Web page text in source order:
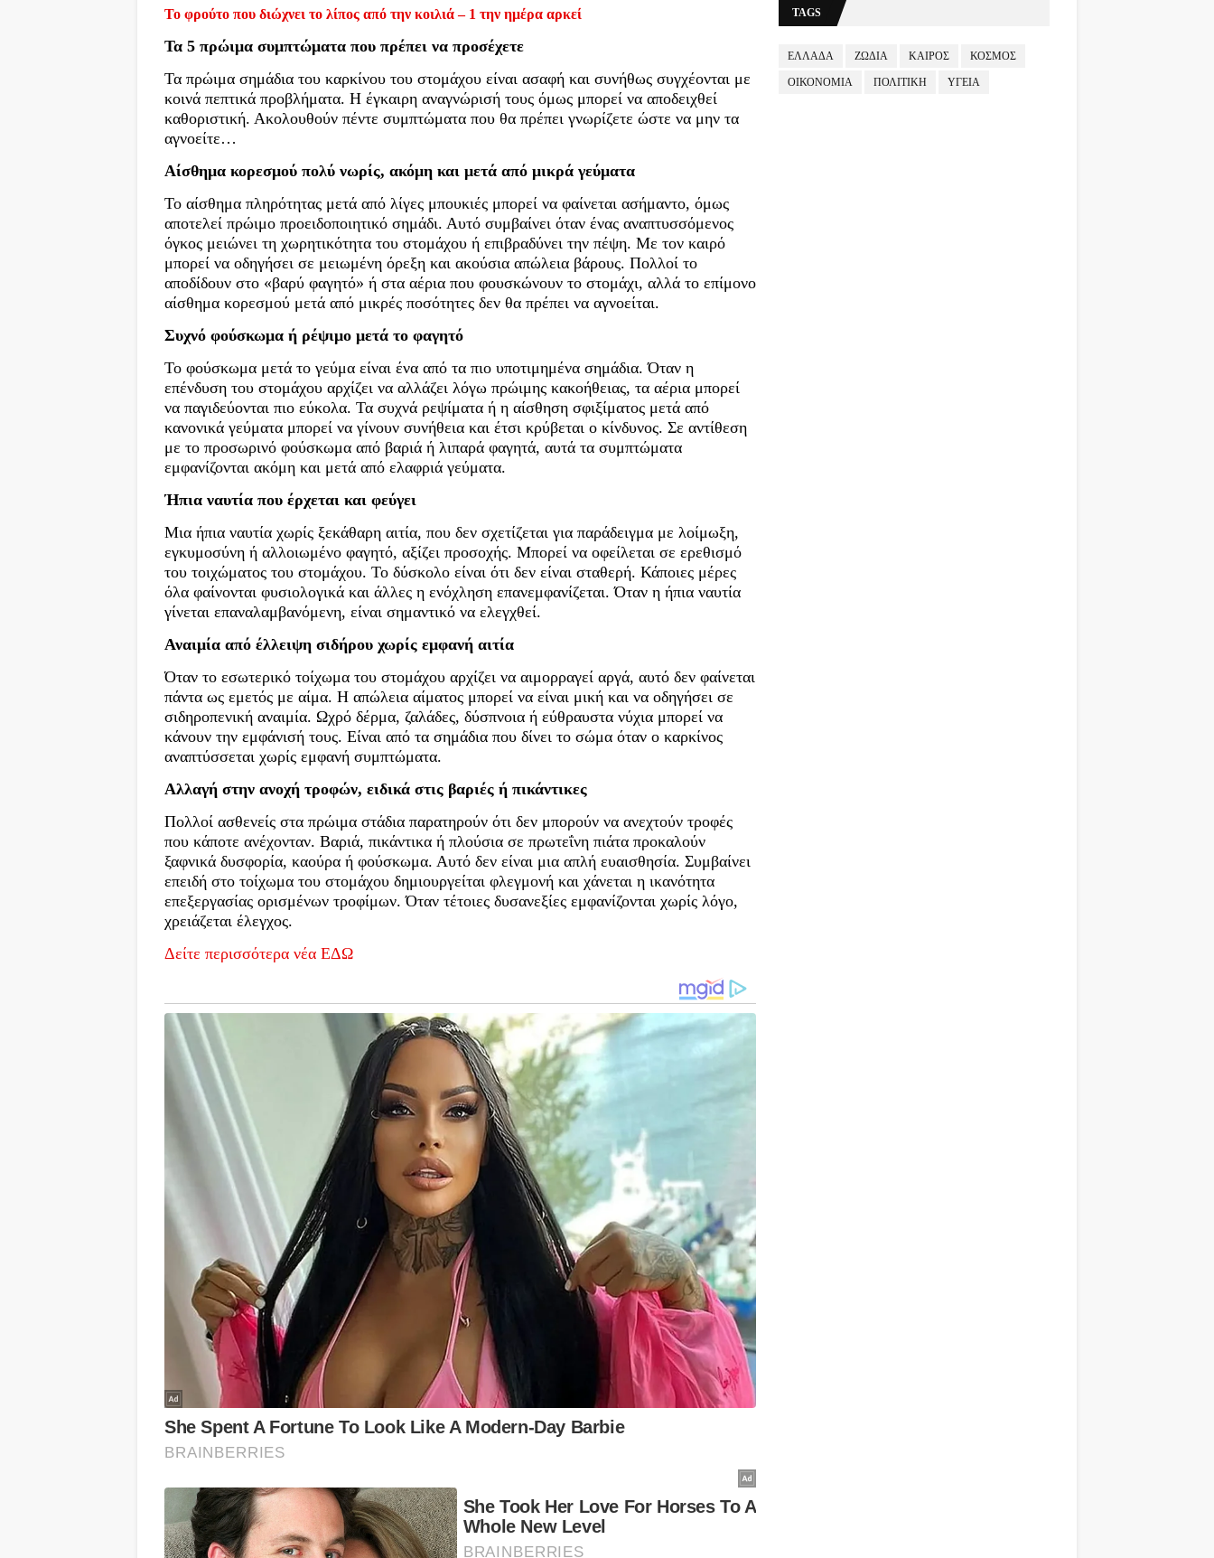
Το φρούτο που διώχνει το λίπος από την κοιλιά – 1 την ημέρα αρκεί
Τα 5 πρώιμα συμπτώματα που πρέπει να προσέχετε
Τα πρώιμα σημάδια του καρκίνου του στομάχου είναι ασαφή και συνήθως συγχέονται με
κοινά πεπτικά προβλήματα. Η έγκαιρη αναγνώρισή τους όμως μπορεί να αποδειχθεί
καθοριστική. Ακολουθούν πέντε συμπτώματα που θα πρέπει γνωρίζετε ώστε να μην τα
αγνοείτε…
Αίσθημα κορεσμού πολύ νωρίς, ακόμη και μετά από μικρά γεύματα
Το αίσθημα πληρότητας μετά από λίγες μπουκιές μπορεί να φαίνεται ασήμαντο, όμως
αποτελεί πρώιμο προειδοποιητικό σημάδι. Αυτό συμβαίνει όταν ένας αναπτυσσόμενος
όγκος μειώνει τη χωρητικότητα του στομάχου ή επιβραδύνει την πέψη. Με τον καιρό
μπορεί να οδηγήσει σε μειωμένη όρεξη και ακούσια απώλεια βάρους. Πολλοί το
αποδίδουν στο «βαρύ φαγητό» ή στα αέρια που φουσκώνουν το στομάχι, αλλά το επίμονο
αίσθημα κορεσμού μετά από μικρές ποσότητες δεν θα πρέπει να αγνοείται.
Συχνό φούσκωμα ή ρέψιμο μετά το φαγητό
Το φούσκωμα μετά το γεύμα είναι ένα από τα πιο υποτιμημένα σημάδια. Όταν η
επένδυση του στομάχου αρχίζει να αλλάζει λόγω πρώιμης κακοήθειας, τα αέρια μπορεί
να παγιδεύονται πιο εύκολα. Τα συχνά ρεψίματα ή η αίσθηση σφιξίματος μετά από
κανονικά γεύματα μπορεί να γίνουν συνήθεια και έτσι κρύβεται ο κίνδυνος. Σε αντίθεση
με το προσωρινό φούσκωμα από βαριά ή λιπαρά φαγητά, αυτά τα συμπτώματα
εμφανίζονται ακόμη και μετά από ελαφριά γεύματα.
Ήπια ναυτία που έρχεται και φεύγει
Μια ήπια ναυτία χωρίς ξεκάθαρη αιτία, που δεν σχετίζεται για παράδειγμα με λοίμωξη,
εγκυμοσύνη ή αλλοιωμένο φαγητό, αξίζει προσοχής. Μπορεί να οφείλεται σε ερεθισμό
του τοιχώματος του στομάχου. Το δύσκολο είναι ότι δεν είναι σταθερή. Κάποιες μέρες
όλα φαίνονται φυσιολογικά και άλλες η ενόχληση επανεμφανίζεται. Όταν η ήπια ναυτία
γίνεται επαναλαμβανόμενη, είναι σημαντικό να ελεγχθεί.
Αναιμία από έλλειψη σιδήρου χωρίς εμφανή αιτία
Όταν το εσωτερικό τοίχωμα του στομάχου αρχίζει να αιμορραγεί αργά, αυτό δεν φαίνεται
πάντα ως εμετός με αίμα. Η απώλεια αίματος μπορεί να είναι μική και να οδηγήσει σε
σιδηροπενική αναιμία. Ωχρό δέρμα, ζαλάδες, δύσπνοια ή εύθραυστα νύχια μπορεί να
κάνουν την εμφάνισή τους. Είναι από τα σημάδια που δίνει το σώμα όταν ο καρκίνος
αναπτύσσεται χωρίς εμφανή συμπτώματα.
Αλλαγή στην ανοχή τροφών, ειδικά στις βαριές ή πικάντικες
Πολλοί ασθενείς στα πρώιμα στάδια παρατηρούν ότι δεν μπορούν να ανεχτούν τροφές
που κάποτε ανέχονταν. Βαριά, πικάντικα ή πλούσια σε πρωτεΐνη πιάτα προκαλούν
ξαφνικά δυσφορία, καούρα ή φούσκωμα. Αυτό δεν είναι μια απλή ευαισθησία. Συμβαίνει
επειδή στο τοίχωμα του στομάχου δημιουργείται φλεγμονή και χάνεται η ικανότητα
επεξεργασίας ορισμένων τροφίμων. Όταν τέτοιες δυσανεξίες εμφανίζονται χωρίς λόγο,
χρειάζεται έλεγχος.
Δείτε περισσότερα νέα ΕΔΩ
TAGS
ΕΛΛΑΔΑ ΖΩΔΙΑ ΚΑΙΡΟΣ ΚΟΣΜΟΣ
ΟΙΚΟΝΟΜΙΑ ΠΟΛΙΤΙΚΗ ΥΓΕΙΑ